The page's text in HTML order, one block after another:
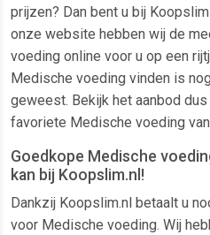
prijzen? Dan bent u bij
onze website hebben wij de
voeding online voor u op een
Medische voeding vinden is
geweest. Bekijk het aanbod
favoriete Medische voeding
Goedkope Medische
kan bij Koopslim.nl!
Dankzij Koopslim.nl betaalt u
voor Medische voeding. Wij